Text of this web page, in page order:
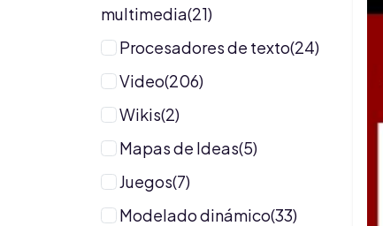
multimedia(21)
Procesadores de texto(24)
Video(206)
Wikis(2)
Mapas de Ideas(5)
Juegos(7)
Modelado dinámico(33)